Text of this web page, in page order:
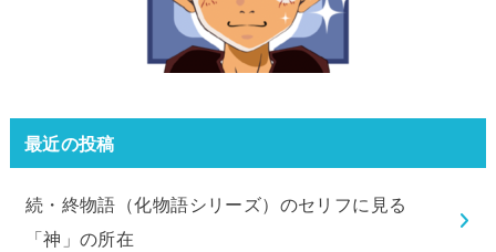
最近の投稿
続・終物語（化物語シリーズ）のセリフに見る
「神」の所在